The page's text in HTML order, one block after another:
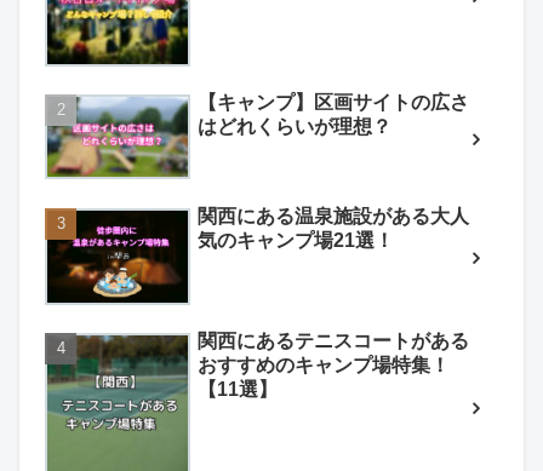
【キャンプ】区画サイトの広さ
はどれくらいが理想？
関西にある温泉施設がある大人
気のキャンプ場21選！
関西にあるテニスコートがある
おすすめのキャンプ場特集！
【11選】